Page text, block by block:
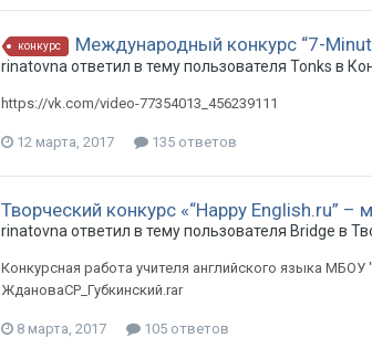
конкурс Международный конкурс “7-
rinatovna ответил в тему пользователя Tonks в
https://vk.com/video-77354013_456239111
12 марта, 2017 135 ответов
Творческий конкурс «“Happy English.ru” –
rinatovna ответил в тему пользователя Bridge в
Конкурсная работа учителя английского языка
ЖдановаСР_Губкинский.rar
8 марта, 2017 105 ответов